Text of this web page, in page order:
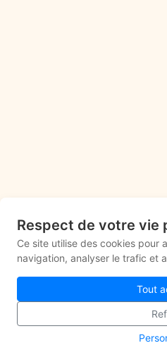
Respect de votre vie
Ce site utilise des cookies pour
navigation, analyser le trafic et
Tout